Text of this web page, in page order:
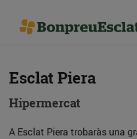
Esclat Piera
Hipermercat
A Esclat Piera trobaràs una